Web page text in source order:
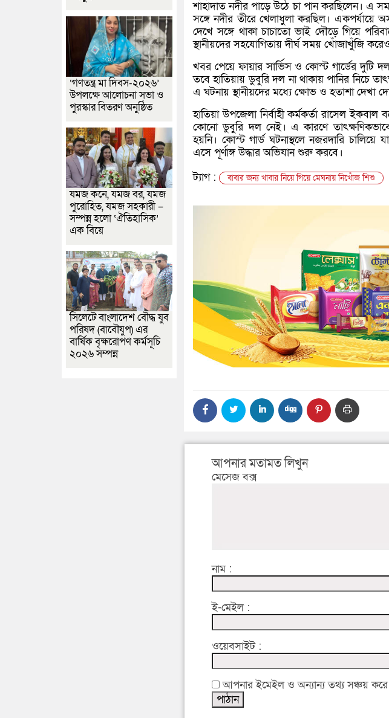
শাহাদাত নদীর পাড়ে উঠে চা পান করছিলেন। এ
সঙ্গে নদীর তীরে খেলাধুলা করছিল। একপর্যায়ে
দেখে সঙ্গে থাকা চাচাতো ভাই দৌড়ে গিয়ে
স্থানীয়দের সহযোগিতায় দীর্ঘ সময় খোঁজাখুঁজি
খবর পেয়ে ফায়ার সার্ভিস ও কোস্ট গার্ডের দুটি
তবে হাতিয়ায় ডুবুরি দল না থাকায় পানির নিচে
এ ঘটনায় স্থানীয়দের মধ্যে ক্ষোভ ও হতাশা দেখা
হাতিয়া উপজেলা নির্বাহী কর্মকর্তা রাসেল ইকবাল
কোনো ডুবুরি দল নেই। এ কারণে
হয়নি। কোস্ট গার্ড ঘটনাস্থলে নজরদারি
এসে পূর্ণাঙ্গ উদ্ধার অভিযান শুরু করবে।
ট্যাগ :
বাবার জন্য খাবার নিয়ে গিয়ে মেঘনায় নিখোঁজ শিশু
আপনার মতামত লিখুন
মেসেজ বক্স
নাম :
ই-মেইল :
ওয়েবসাইট :
আপনার ইমেইল ও অন্যান্য তথ্য সঞ্চয় করে
‘গণতন্ত্র মা দিবস-২০২৬’
উপলক্ষে আলোচনা সভা ও
পুরস্কার বিতরণ অনুষ্ঠিত
যমজ কনে, যমজ বর, যমজ
পুরোহিত, যমজ সহকারী –
সম্পন্ন হলো ‘ঐতিহাসিক’
এক বিয়ে
সিলেটে বাংলাদেশ বৌদ্ধ যুব
পরিষদ (বাবৌযুপ) এর
বার্ষিক বৃক্ষরোপণ কর্মসূচি
২০২৬ সম্পন্ন